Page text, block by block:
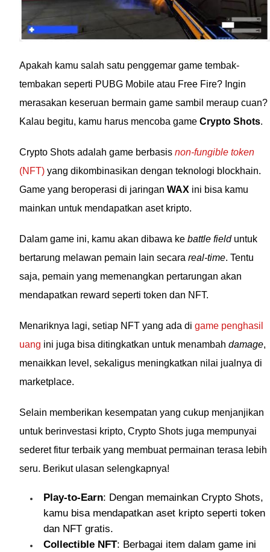
Apakah kamu salah satu penggemar game tembak-
tembakan seperti PUBG Mobile atau Free Fire? Ingin
merasakan keseruan bermain game sambil meraup cuan?
Kalau begitu, kamu harus mencoba game Crypto Shots.
Crypto Shots adalah game berbasis non-fungible token
(NFT) yang dikombinasikan dengan teknologi blockhain.
Game yang beroperasi di jaringan WAX ini bisa kamu
mainkan untuk mendapatkan aset kripto.
Dalam game ini, kamu akan dibawa ke battle fielduntuk
bertarung melawan pemain lain secara real-time. Tentu
saja, pemain yang memenangkan pertarungan akan
mendapatkan reward seperti token dan NFT.
Menariknya lagi, setiap NFT yang ada di game penghasil
uang ini juga bisa ditingkatkan untuk menambah damage,
menaikkan level, sekaligus meningkatkan nilai jualnya di
marketplace.
Selain memberikan kesempatan yang cukup menjanjikan
untuk berinvestasi kripto, Crypto Shots juga mempunyai
sederet fitur terbaik yang membuat permainan terasa lebih
seru. Berikut ulasan selengkapnya!
Play-to-Earn: Dengan memainkan Crypto Shots,
kamu bisa mendapatkan aset kripto seperti token
dan NFT gratis.
Collectible NFT: Berbagai item dalam game ini